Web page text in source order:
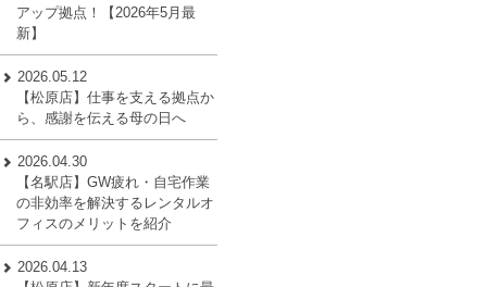
アップ拠点！【2026年5月最
新】
2026.05.12
【松原店】仕事を支える拠点か
ら、感謝を伝える母の日へ
2026.04.30
【名駅店】GW疲れ・自宅作業
の非効率を解決するレンタルオ
フィスのメリットを紹介
2026.04.13